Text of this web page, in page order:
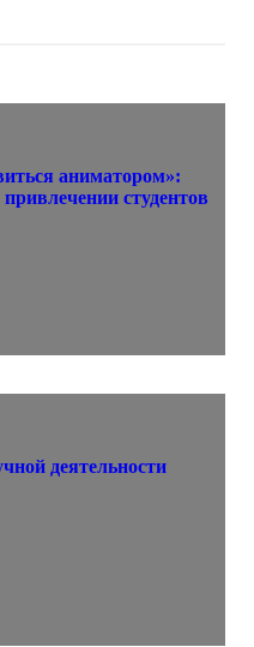
аниматором»:
студентов
деятельности